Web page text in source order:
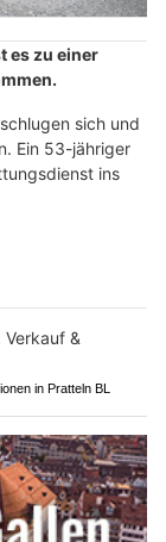
es zu einer
sich und
Ein 53-jähriger
ins
in Pratteln BL